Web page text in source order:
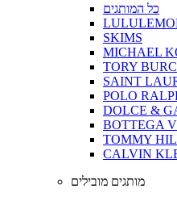
כל המותגים
SKIMS
MICHAEL
TORY
SAINT
POLO
DOLCE &
BOTTEGA
TOMMY
CALVIN
מותגים מובילים